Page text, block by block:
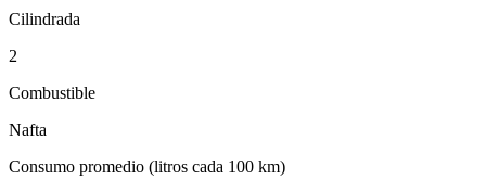
Cilindrada
2
Combustible
Nafta
Consumo promedio (litros cada 100 km)